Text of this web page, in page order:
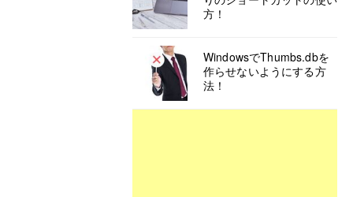
方！
WindowsでThumbs.dbを
作らせないようにする方
法！